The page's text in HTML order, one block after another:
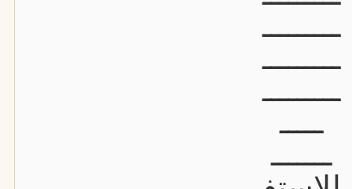
ـــــــــ
ـــــــــ
ـــــــــ
ـــــ
ـــــــ